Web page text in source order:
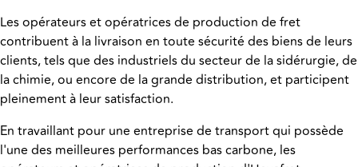
Les opérateurs et opératrices de production de fret
contribuent à la livraison en toute sécurité des biens de leurs
clients, tels que des industriels du secteur de la sidérurgie, de
la chimie, ou encore de la grande distribution, et participent
pleinement à leur satisfaction.
En travaillant pour une entreprise de transport qui possède
l'une des meilleures performances bas carbone, les